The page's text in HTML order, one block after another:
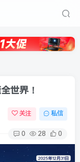
世界！
关注 私信
0 28 0